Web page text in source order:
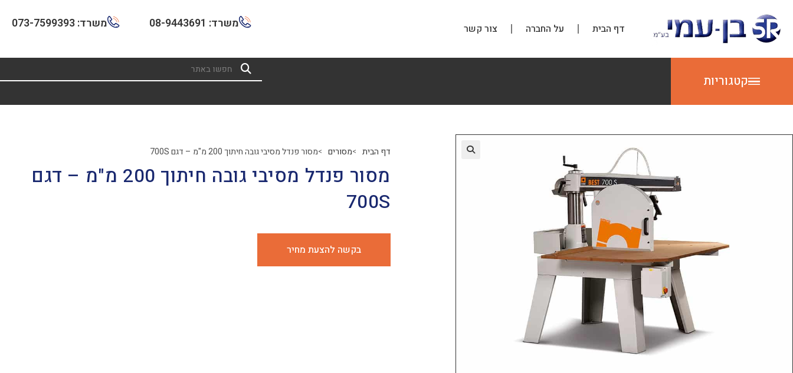
דף הבית על החברה צור קשר משרד: 073-7599393 משרד: 08-9443691
קטגוריות
דף הבית >מסורים >מסור פנדל מסיבי גובה חיתוך 200 מ"מ – דגם 700S
מסור פנדל מסיבי גובה חיתוך 200 מ"מ – דגם
700S
בקשה להצעת מחיר